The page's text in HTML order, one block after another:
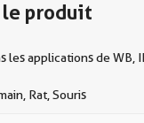
produit
les applications de WB,
Rat, Souris